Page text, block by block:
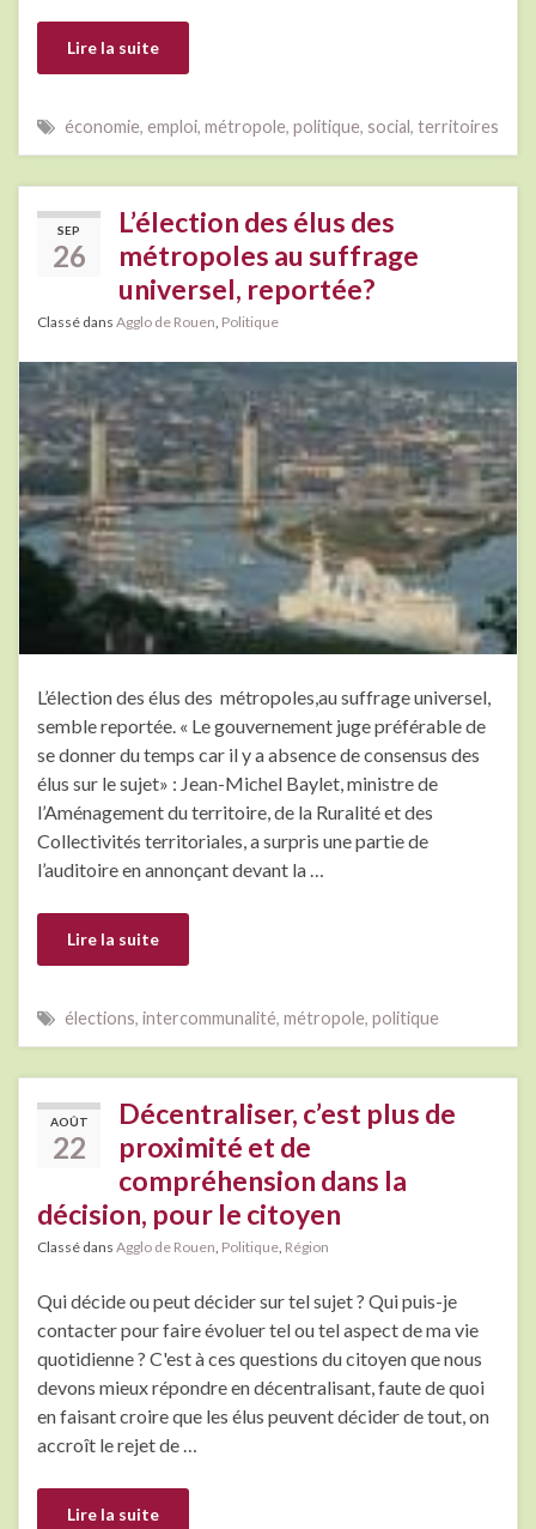
Lire la suite
économie, emploi, métropole, politique, social, territoires
SEP
26
L’élection des élus des
métropoles au suffrage
universel, reportée?
Classé dans Agglo de Rouen, Politique
L’élection des élus des métropoles,au suffrage universel,
semble reportée. « Le gouvernement juge préférable de
se donner du temps car il y a absence de consensus des
élus sur le sujet» : Jean-Michel Baylet, ministre de
l’Aménagement du territoire, de la Ruralité et des
Collectivités territoriales, a surpris une partie de
l’auditoire en annonçant devant la …
Lire la suite
élections, intercommunalité, métropole, politique
AOÛT
22
Décentraliser, c’est plus de
proximité et de
compréhension dans la
décision, pour le citoyen
Classé dans Agglo de Rouen, Politique, Région
Qui décide ou peut décider sur tel sujet ? Qui puis-je
contacter pour faire évoluer tel ou tel aspect de ma vie
quotidienne ? C'est à ces questions du citoyen que nous
devons mieux répondre en décentralisant, faute de quoi
en faisant croire que les élus peuvent décider de tout, on
accroît le rejet de …
Lire la suite